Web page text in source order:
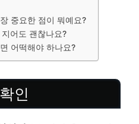
중요한 점이 뭐예요?
어도 괜찮나요?
어떡해야 하나요?
인